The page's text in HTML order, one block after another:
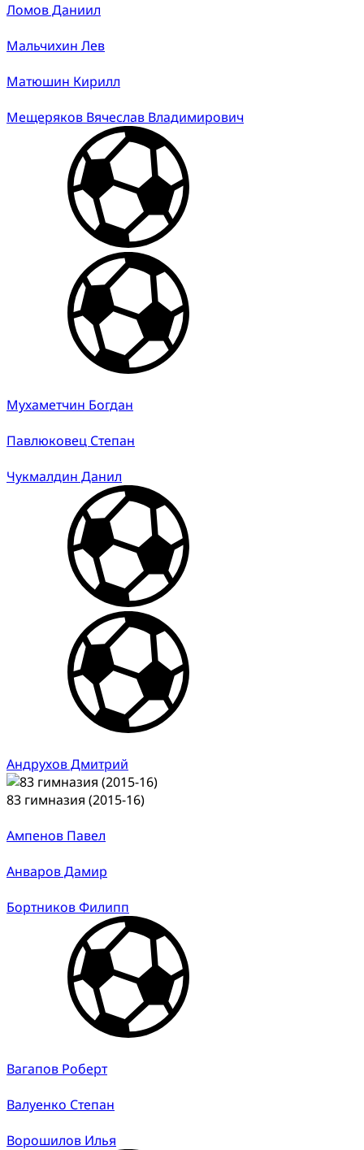
Ломов Даниил
Мальчихин Лев
Матюшин Кирилл
Мещеряков Вячеслав Владимирович
Мухаметчин Богдан
Павлюковец Степан
Чукмалдин Данил
Андрухов Дмитрий
83 гимназия (2015-16)
Ампенов Павел
Анваров Дамир
Бортников Филипп
Вагапов Роберт
Валуенко Степан
Ворошилов Илья